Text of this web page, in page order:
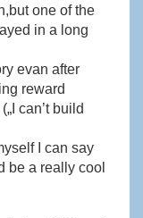
one of the
in a long
evan after
reward
can’t build
I can say
be a really cool